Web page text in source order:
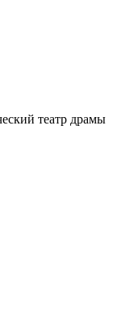
театр драмы